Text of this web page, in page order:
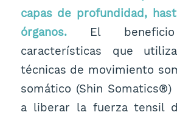
capas de profundidad,
órganos. El
características que
técnicas de movimiento
somático (Shin Somatics®)
a liberar la fuerza tensil